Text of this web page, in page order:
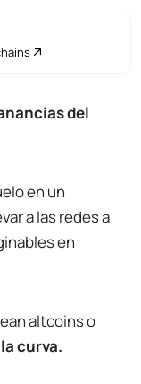
del
en un
a las redes a
en
altcoins o
curva.